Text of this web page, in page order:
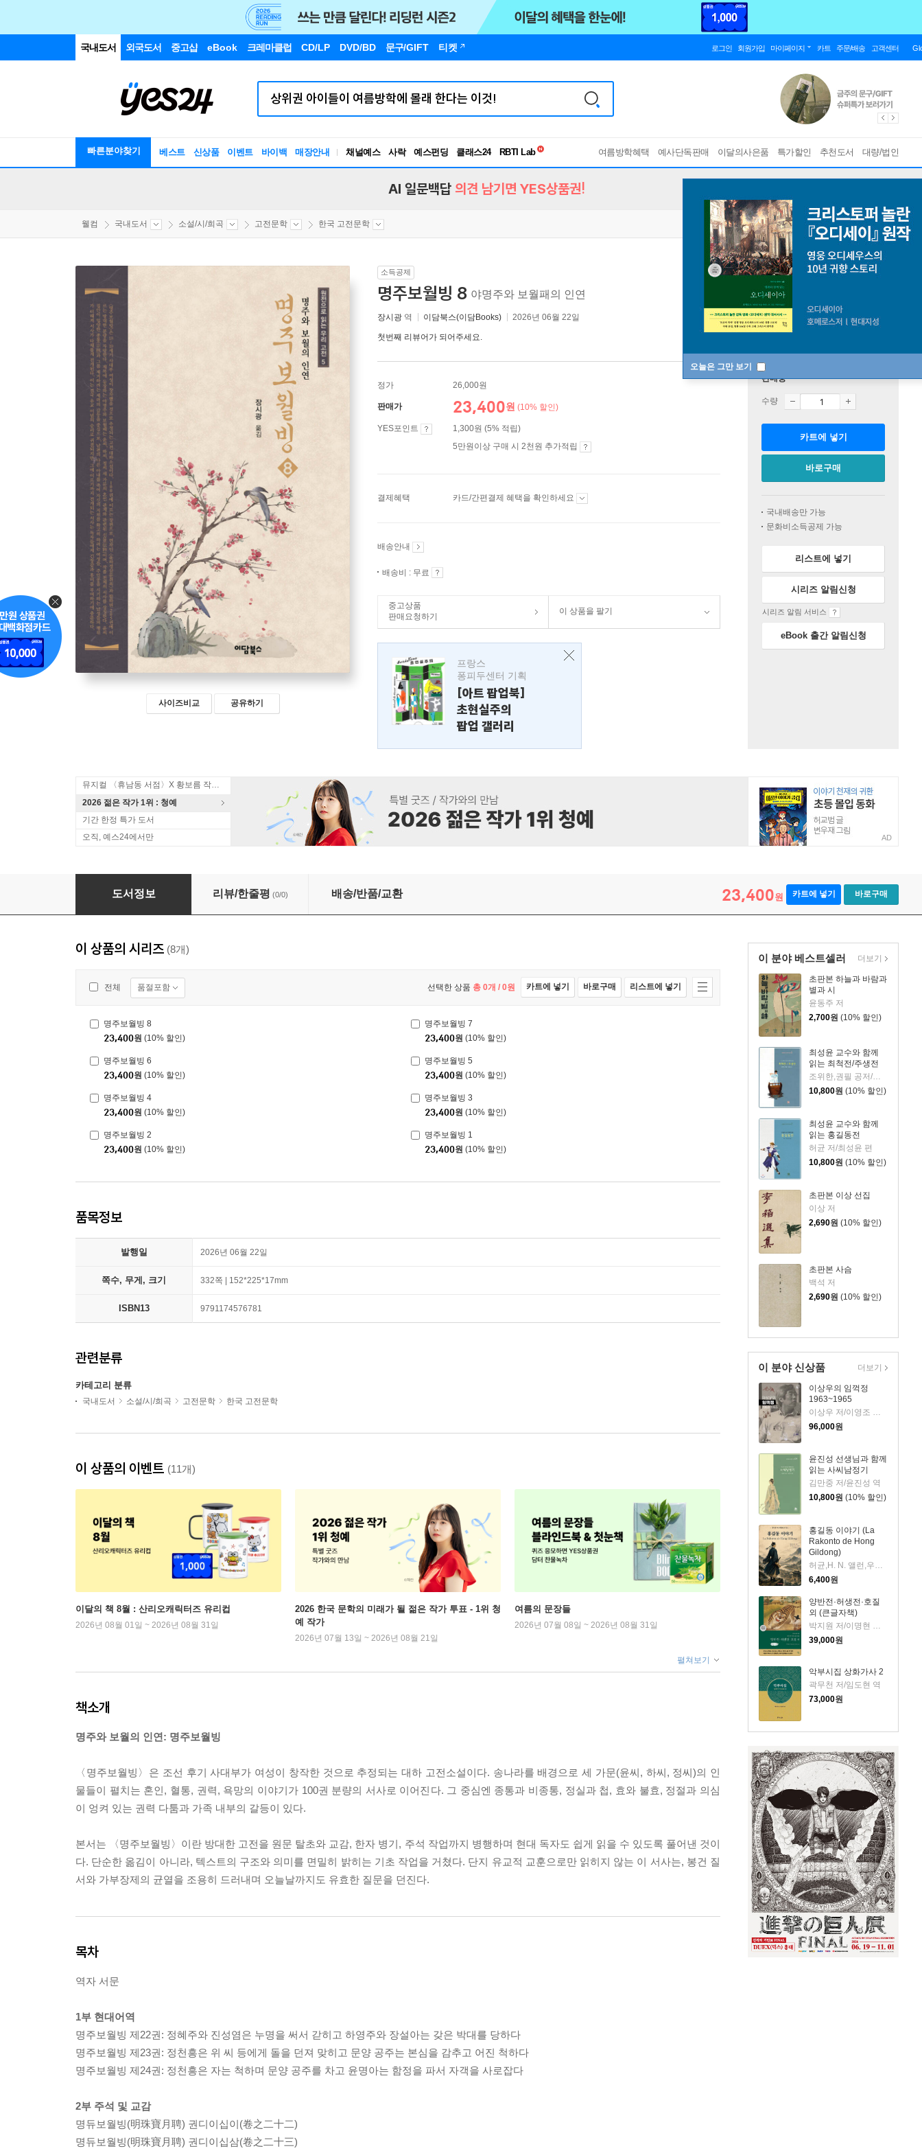
국내도서 외국도서 중고샵 eBook 크레마클럽 CD/LP DVD/BD 문구/GIFT 티켓 로그인 회원가입 마이페이지 카트 주문/배송 고객센터
빠른분야찾기 베스트 신상품 이벤트 바이백 매장안내 채널예스 사락 예스펀딩 클래스24
RBTI Lab
독서유형검사
여름방학혜택 예사단독판매 이달의사은품 특가할인 추천도서 대량/법인
오늘은 그만 보기
AI 일문백답 의견 남기면 YES상품권!
웰컴 국내도서 소설/시/희곡 고전문학 한국 고전문학
사이즈비교 공유하기
소득공제
명주보월빙 8 야명주와 보월패의 인연
장시광 역 이담북스(이담Books) 2026년 06월 22일
첫번째 리뷰어가 되어주세요.
정가 26,000원
판매가 23,400원 (10% 할인)
YES포인트
1,300원 (5% 적립)
5만원이상 구매 시 2천원 추가적립
결제혜택 카드/간편결제 혜택을 확인하세요
배송안내
배송비 : 무료
중고상품
판매요청하기
이 상품을 팔기
프랑스
퐁피두센터 기획
[아트 팝업북]
초현실주의
팝업 갤러리
판매중
수량
카트에 넣기
바로구매
국내배송만 가능
문화비소득공제 가능
리스트에 넣기
시리즈 알림신청
시리즈 알림 서비스
eBook 출간 알림신청
뮤지컬 〈휴남동 서점〉X 황보름 작가 북토크
2026 젊은 작가 1위 : 청예
기간 한정 특가 도서
오직, 예스24에서만
AD
명주보월빙 8
도서정보 리뷰/한줄평 (0/0) 배송/반품/교환 23,400원 카트에 넣기 바로구매
이 분야 베스트셀러
초판본 하늘과 바람과
별과 시
윤동주 저
2,700원 (10% 할인)
최성윤 교수와 함께
읽는 최척전/주생전
조위한,권필 공저/최성윤 역
10,800원 (10% 할인)
최성윤 교수와 함께
읽는 홍길동전
허균 저/최성윤 편
10,800원 (10% 할인)
초판본 이상 선집
이상 저
2,690원 (10% 할인)
초판본 사슴
백석 저
2,690원 (10% 할인)
더보기
이 분야 신상품
이상우의 임꺽정
1963~1965
이상우 저/이영조 그림
96,000원
윤진성 선생님과 함께
읽는 사씨남정기
김만중 저/윤진성 역
10,800원 (10% 할인)
홍길동 이야기 (La
Rakonto de Hong
Gildong)
허균,H. N. 앨런,우재훈(Cezaro) 저
6,400원
양반전·허생전·호질
외 (큰글자책)
박지원 저/이명현 역/한동훈 그림
39,000원
악부시집 상화가사 2
곽무천 저/임도현 역
73,000원
더보기
이 상품의 시리즈 (8개)
전체 품절포함 선택한 상품 총 0개 / 0원 카트에 넣기 바로구매 리스트에 넣기
명주보월빙 8
23,400원 (10% 할인)
명주보월빙 7
23,400원 (10% 할인)
명주보월빙 6
23,400원 (10% 할인)
명주보월빙 5
23,400원 (10% 할인)
명주보월빙 4
23,400원 (10% 할인)
명주보월빙 3
23,400원 (10% 할인)
명주보월빙 2
23,400원 (10% 할인)
명주보월빙 1
23,400원 (10% 할인)
품목정보
발행일 2026년 06월 22일
쪽수, 무게, 크기 332쪽 | 152*225*17mm
ISBN13 9791174576781
관련분류
카테고리 분류
국내도서 소설/시/희곡 고전문학 한국 고전문학
이 상품의 이벤트 (11개)
이달의 책 8월 : 산리오캐릭터즈 유리컵
2026년 08월 01일 ~ 2026년 08월 31일
2026 한국 문학의 미래가 될 젊은 작가 투표 - 1위 청
예 작가
2026년 07월 13일 ~ 2026년 08월 21일
여름의 문장들
2026년 07월 08일 ~ 2026년 08월 31일
펼쳐보기
책소개
명주와 보월의 인연: 명주보월빙
〈명주보월빙〉은 조선 후기 사대부가 여성이 창작한 것으로 추정되는 대하 고전소설이다. 송나라를 배경으로 세 가문(윤씨, 하씨, 정씨)의 인
물들이 펼치는 혼인, 혈통, 권력, 욕망의 이야기가 100권 분량의 서사로 이어진다. 그 중심엔 종통과 비종통, 정실과 첩, 효와 불효, 정절과 의심
이 엉켜 있는 권력 다툼과 가족 내부의 갈등이 있다.
본서는 〈명주보월빙〉이란 방대한 고전을 원문 탈초와 교감, 한자 병기, 주석 작업까지 병행하며 현대 독자도 쉽게 읽을 수 있도록 풀어낸 것이
다. 단순한 옮김이 아니라, 텍스트의 구조와 의미를 면밀히 밝히는 기초 작업을 거쳤다. 단지 유교적 교훈으로만 읽히지 않는 이 서사는, 봉건 질
서와 가부장제의 균열을 조용히 드러내며 오늘날까지도 유효한 질문을 던진다.
목차
역자 서문
1부 현대어역
명주보월빙 제22권: 정혜주와 진성염은 누명을 써서 갇히고 하영주와 장설아는 갖은 박대를 당하다
명주보월빙 제23권: 정천흥은 위 씨 등에게 돌을 던져 맞히고 문양 공주는 본심을 감추고 어진 척하다
명주보월빙 제24권: 정천흥은 자는 척하며 문양 공주를 차고 윤명아는 함정을 파서 자객을 사로잡다
2부 주석 및 교감
명듀보월빙(明珠寶月聘) 권디이십이(卷之二十二)
명듀보월빙(明珠寶月聘) 권디이십삼(卷之二十三)